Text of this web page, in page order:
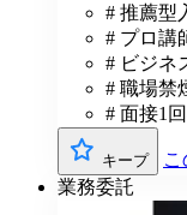
# 推薦型
# プロ講
# ビジネ
# 職場禁
# 面接1
キープ
業務委託